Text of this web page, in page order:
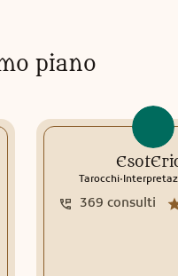
piano
Tarocchi.
369 consulti